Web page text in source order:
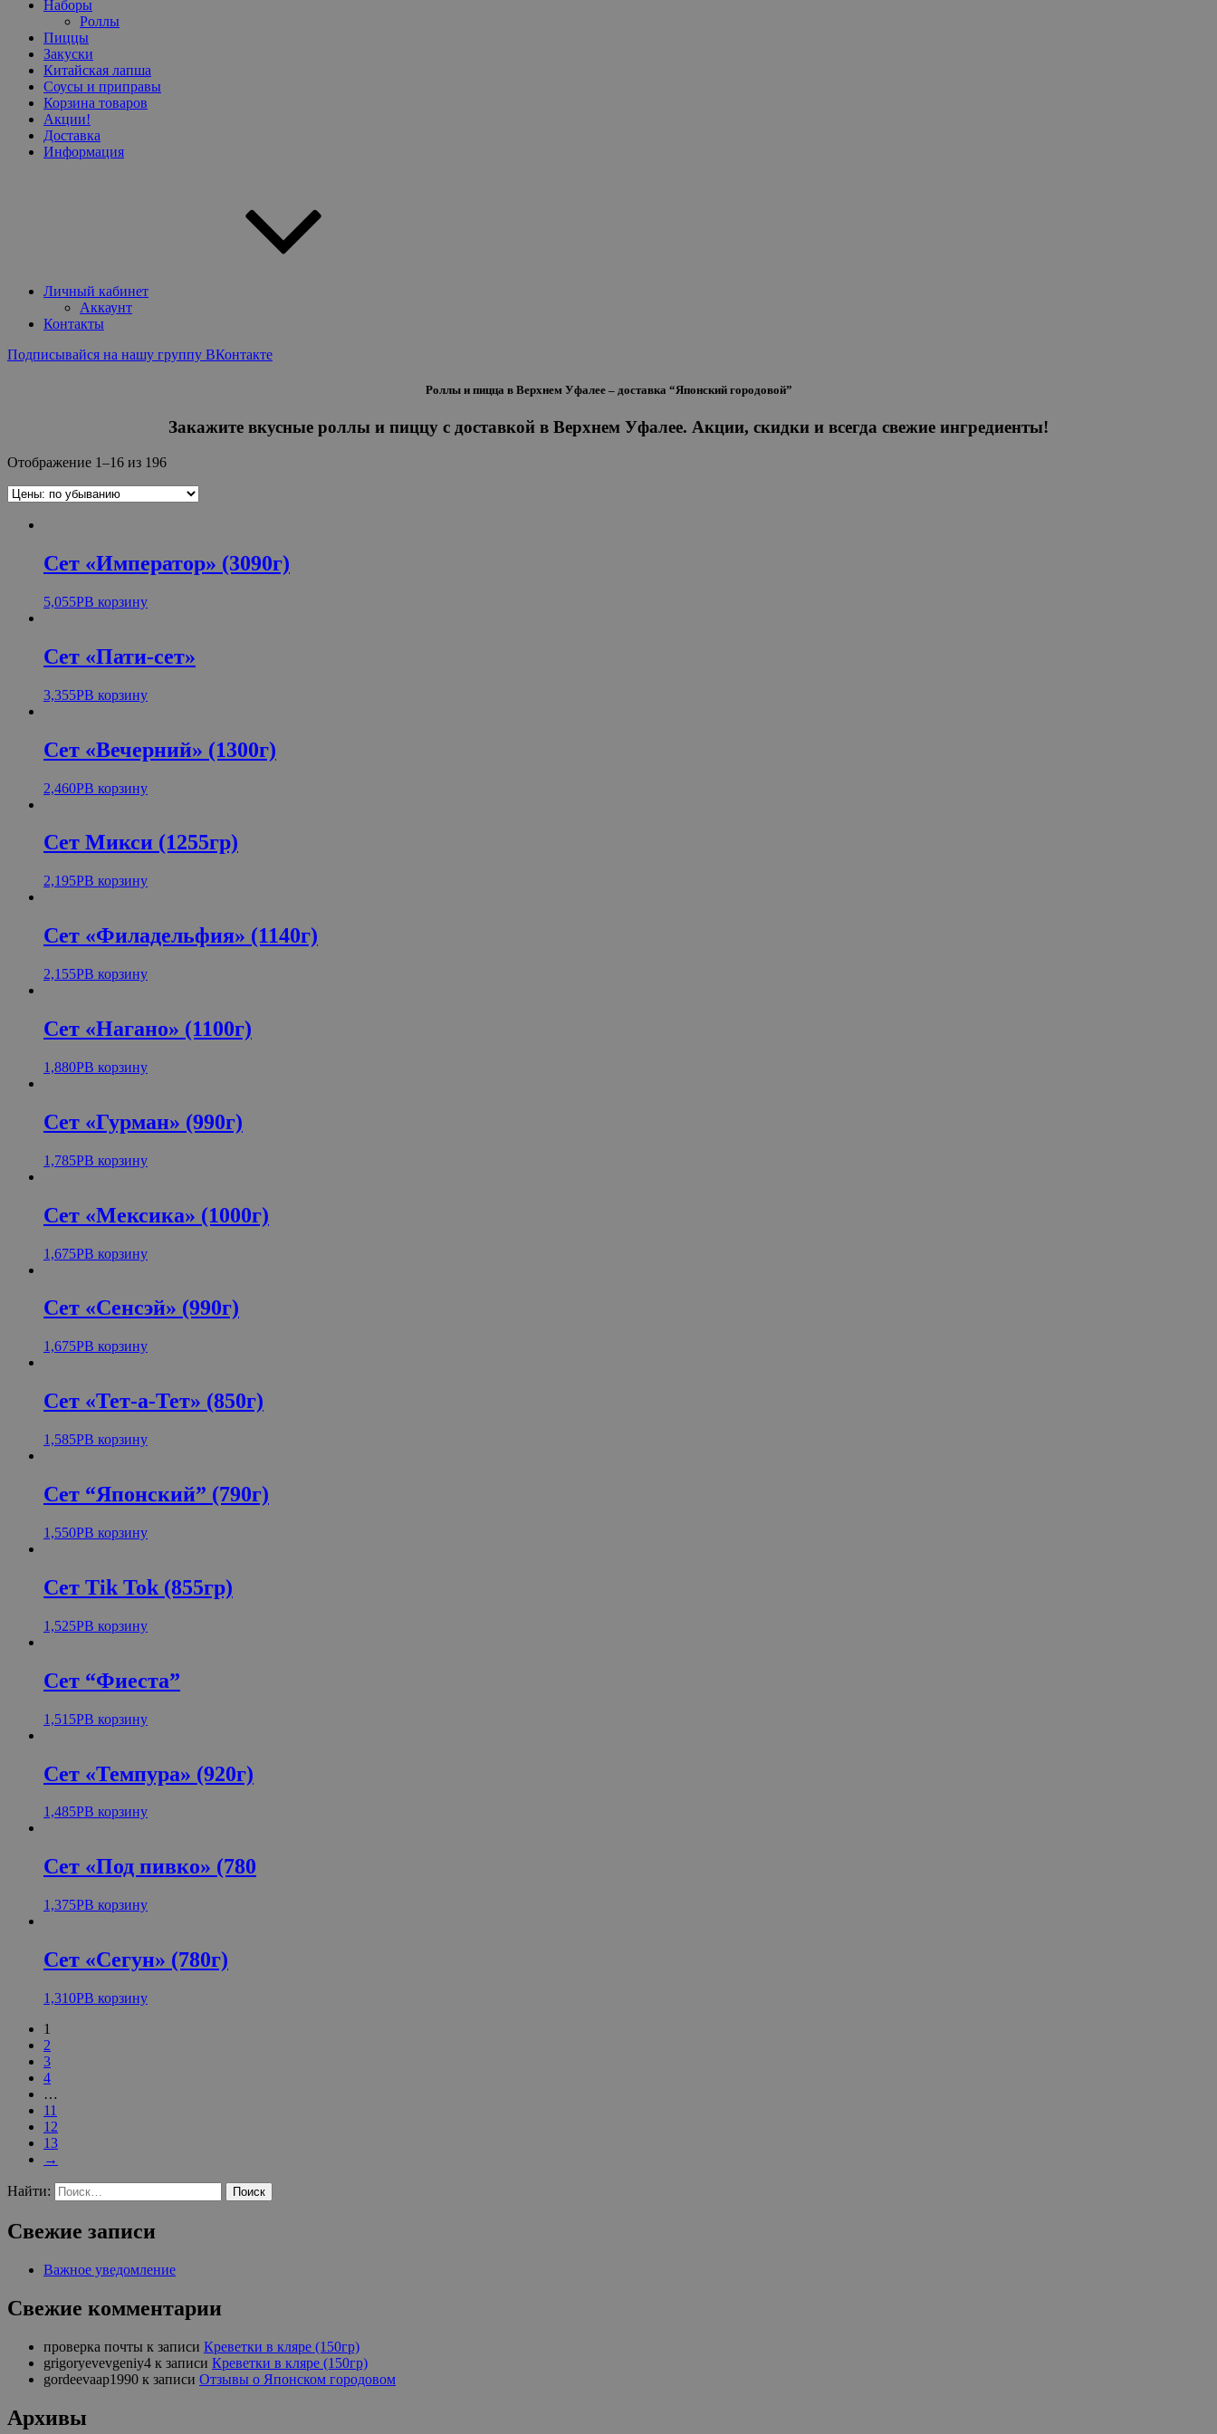
Наборы
Роллы
Пиццы
Закуски
Китайская лапша
Соусы и приправы
Корзина товаров
Акции!
Доставка
Информация
Личный кабинет
Аккаунт
Контакты
Подписывайся на нашу группу ВКонтакте
Роллы и пицца в Верхнем Уфалее – доставка “Японский городовой”
Закажите вкусные роллы и пиццу с доставкой в Верхнем Уфалее. Акции, скидки и всегда свежие ингредиенты!
Отображение 1–16 из 196
Сет «Император» (3090г)
5,055РВ корзину
Сет «Пати-сет»
3,355РВ корзину
Сет «Вечерний» (1300г)
2,460РВ корзину
Сет Микси (1255гр)
2,195РВ корзину
Сет «Филадельфия» (1140г)
2,155РВ корзину
Сет «Нагано» (1100г)
1,880РВ корзину
Сет «Гурман» (990г)
1,785РВ корзину
Сет «Мексика» (1000г)
1,675РВ корзину
Сет «Сенсэй» (990г)
1,675РВ корзину
Сет «Тет-а-Тет» (850г)
1,585РВ корзину
Сет “Японский” (790г)
1,550РВ корзину
Сет Tik Tok (855гр)
1,525РВ корзину
Сет “Фиеста”
1,515РВ корзину
Сет «Темпура» (920г)
1,485РВ корзину
Сет «Под пивко» (780
1,375РВ корзину
Сет «Сегун» (780г)
1,310РВ корзину
1
2
3
4
…
11
12
13
→
Найти:
Свежие записи
Важное уведомление
Свежие комментарии
проверка почты к записи Креветки в кляре (150гр)
grigoryevevgeniy4 к записи Креветки в кляре (150гр)
gordeevaap1990 к записи Отзывы о Японском городовом
Архивы